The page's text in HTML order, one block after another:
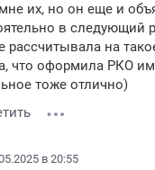
их, но он еще и
в следующий
рассчитывала на
что оформила РКО
тоже отлично)
в 20:55